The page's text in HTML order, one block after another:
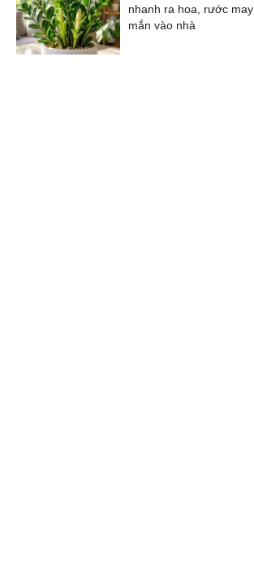
nhanh ra hoa, rước may
mắn vào nhà